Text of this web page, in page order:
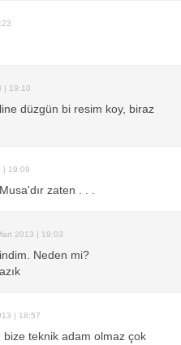
| 19:10
düzgün bi resim koy, biraz
| 19:09
zaten . . .
2013 | 19:03
Neden mi?
| 18:57
teknik adam olmaz çok